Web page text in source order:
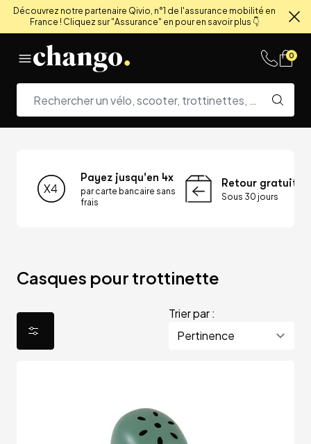
Découvrez notre partenaire Qivio, n°1 de l'assurance mobilité en
France ! Cliquez sur "Assurance" en pour en savoir plus 👇
0
Payez jusqu'en 4x
par carte bancaire sans
frais
Retour gratuit
Sous 30 jours
Casques pour trottinette
Trier par :